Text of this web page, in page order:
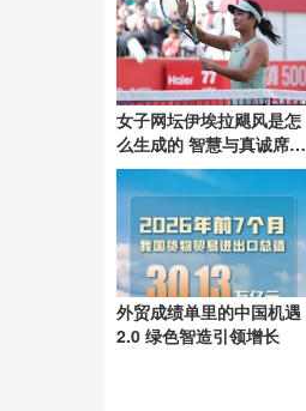
女子网坛伊埃拉飓风是怎
么生成的 智慧与真诚席卷
全球
外贸成绩单里的中国机遇
2.0 绿色智造引领增长